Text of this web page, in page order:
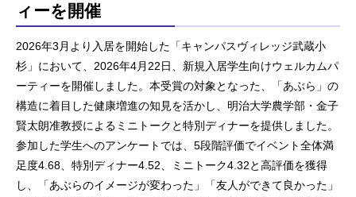
ィーを開催
2026年3月より入居を開始した「キャンパスヴィレッジ武蔵小
杉」において、2026年4月22日、新規入居学生向けウェルカムパ
ーティーを開催しました。本受賞の対象となった、「あぶら」の
構造に着目した健康増進の知見を活かし、明治大学農学部・金子
賢太朗准教授によるミニトークと特別ディナーを提供しました。
参加した学生へのアンケートでは、5段階評価でイベント全体満
足度4.68、特別ディナー4.52、ミニトーク4.32と高評価を獲得
し、「あぶらのイメージが変わった」「友人ができて良かった」